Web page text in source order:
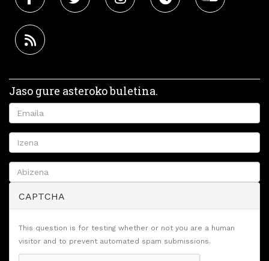
Jaso gure asteroko buletina.
CAPTCHA
This question is for testing whether or not you are a human
visitor and to prevent automated spam submissions.